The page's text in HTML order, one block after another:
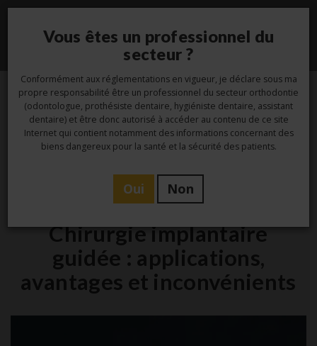
6
Nov
Etude, Laboratoire
Chirurgie implantaire
guidée : applications,
avantages et inconvénients
Vous êtes un professionnel du
secteur ?
Conformément aux réglementations en vigueur, je déclare sous ma
propre responsabilité être un professionnel du secteur orthodontie
(odontologue, prothésiste dentaire, hygiéniste dentaire, assistant
dentaire) et être donc autorisé à accéder au contenu de ce site
Internet qui contient notamment des informations concernant des
biens dangereux pour la santé et la sécurité des patients.
Oui Non